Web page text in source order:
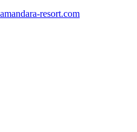
resort.com